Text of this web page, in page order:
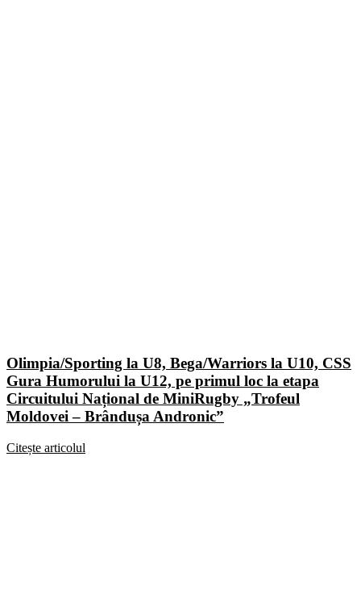
Olimpia/Sporting la U8, Bega/Warriors la U10, CSS
Gura Humorului la U12, pe primul loc la etapa
Circuitului Național de MiniRugby „Trofeul
Moldovei – Brândușa Andronic”
Citește articolul